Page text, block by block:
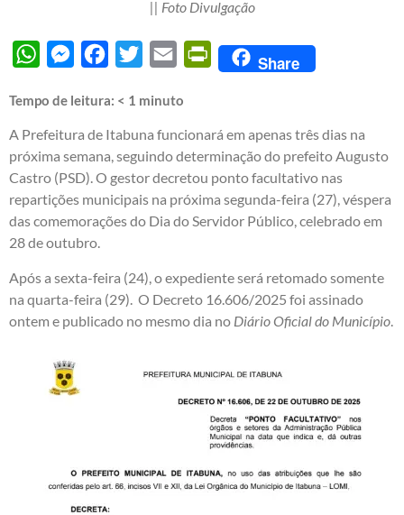
|| Foto Divulgação
WhatsAppMessengerFacebook
Twitter Email PrintFriendly
Share
Tempo de leitura: < 1 minuto
A Prefeitura de Itabuna funcionará em apenas três dias na
próxima semana, seguindo determinação do prefeito Augusto
Castro (PSD). O gestor decretou ponto facultativo nas
repartições municipais na próxima segunda-feira (27), véspera
das comemorações do Dia do Servidor Público, celebrado em
28 de outubro.
Após a sexta-feira (24), o expediente será retomado somente
na quarta-feira (29). O Decreto 16.606/2025 foi assinado
ontem e publicado no mesmo dia no Diário Oficial do Município